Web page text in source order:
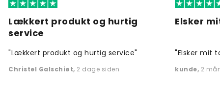
Lækkert produkt og hurtig
service
"Lækkert produkt og hurtig service"
Christel Galschiøt, 2 dage siden
Elsker
"Elsker mit
kunde, 2